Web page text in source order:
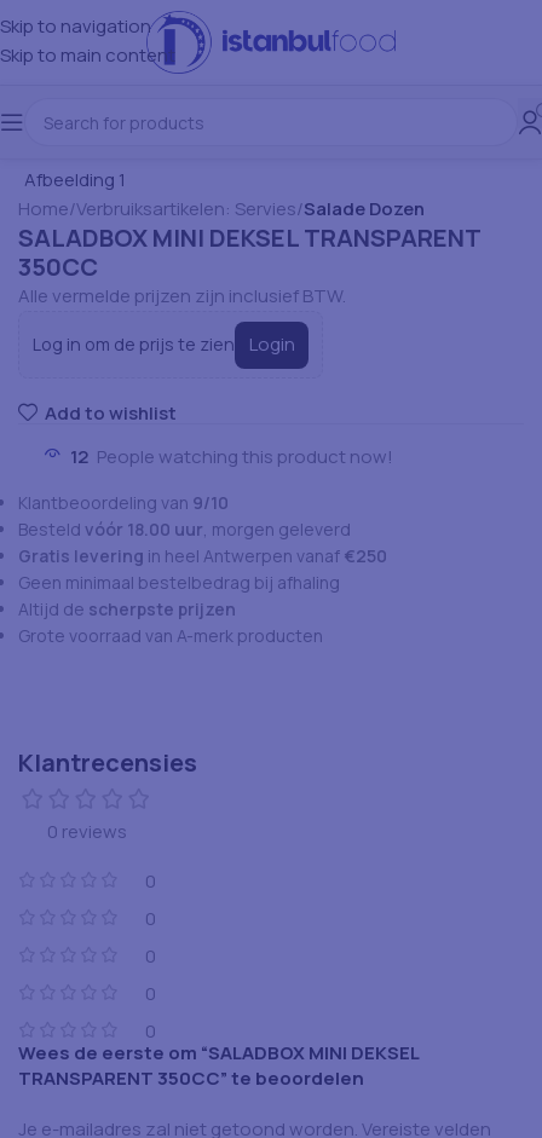
Skip to navigation
Skip to main content
Home Verbruiksartikelen: Servies Salade Dozen
SALADBOX MINI DEKSEL TRANSPARENT
350CC
Alle vermelde prijzen zijn inclusief BTW.
Log in om de prijs te zien Login
Add to wishlist
12 People watching this product now!
Klantbeoordeling van 9/10
Besteld vóór 18.00 uur, morgen geleverd
Gratis levering in heel Antwerpen vanaf €250
Geen minimaal bestelbedrag bij afhaling
Altijd de scherpste prijzen
Grote voorraad van A-merk producten
Klantrecensies
0 reviews
0
0
0
0
0
Wees de eerste om “SALADBOX MINI DEKSEL
TRANSPARENT 350CC” te beoordelen
Je e-mailadres zal niet getoond worden.Vereiste velden